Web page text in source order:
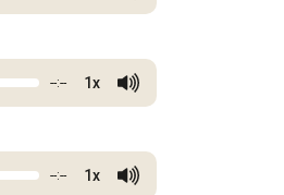
--:-- 1x
--:-- 1x